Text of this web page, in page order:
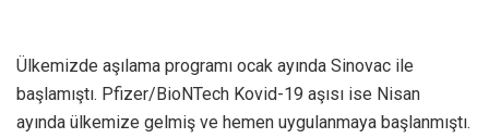
Ülkemizde aşılama programı ocak ayında Sinovac ile
başlamıştı. Pfizer/BioNTech Kovid-19 aşısı ise Nisan
ayında ülkemize gelmiş ve hemen uygulanmaya başlanmıştı.